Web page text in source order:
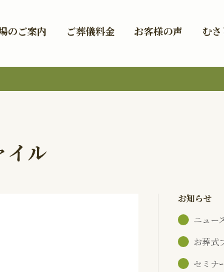
のご案内 ご葬儀料金 お客様の声 む
イル
お知らせ
ニュー
お葬式
セミナｰ